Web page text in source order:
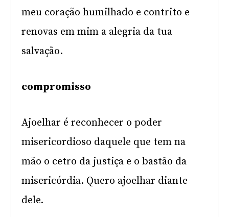
meu coração humilhado e contrito e
renovas em mim a alegria da tua
salvação.
compromisso
Ajoelhar é reconhecer o poder
misericordioso daquele que tem na
mão o cetro da justiça e o bastão da
misericórdia. Quero ajoelhar diante
dele.